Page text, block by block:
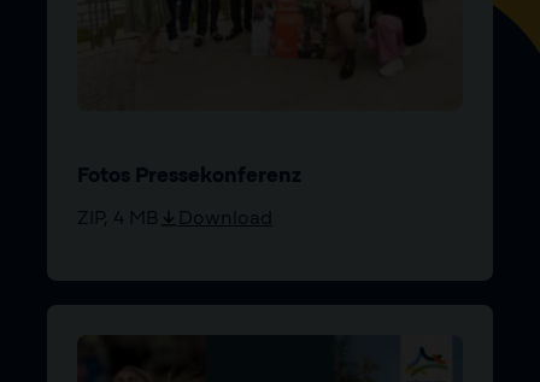
Fotos Pressekonferenz
ZIP, 4 MB Download